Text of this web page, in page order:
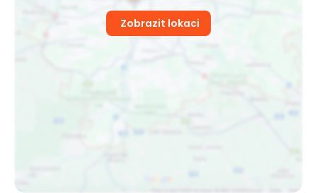
Zobrazit lokaci